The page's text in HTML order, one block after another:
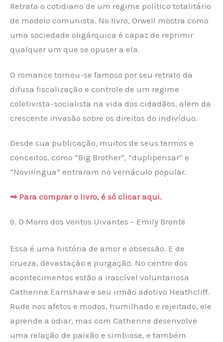
Retrata o cotidiano de um regime político totalitário
de modelo comunista. No livro, Orwell mostra como
uma sociedade oligárquica é capaz de reprimir
qualquer um que se opuser a ela.
O romance tornou-se famoso por seu retrato da
difusa fiscalização e controle de um regime
coletivista-socialista na vida dos cidadãos, além da
crescente invasão sobre os direitos do indivíduo.
Desde sua publicação, muitos de seus termos e
conceitos, como “Big Brother”, “duplipensar” e
“Novilíngua” entraram no vernáculo popular.
➡ Para comprar o livro, é só clicar aqui.
9. O Morro dos Ventos Uivantes – Emily Brontë
Essa é uma história de amor e obsessão. E de
crueza, devastação e purgação. No centro dos
acontecimentos estão a irascível voluntariosa
Catherine Earnshaw e seu irmão adotivo Heathcliff.
Rude nos afetos e modos, humilhado e rejeitado, ele
aprende a odiar, mas com Catherine desenvolve
uma relação de paixão e simbiose, e também